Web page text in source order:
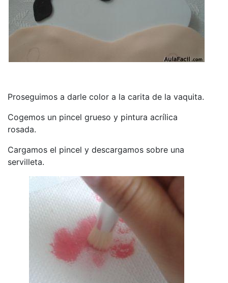
Proseguimos a darle color a la carita de la vaquita.
Cogemos un pincel grueso y pintura acrílica
rosada.
Cargamos el pincel y descargamos sobre una
servilleta.